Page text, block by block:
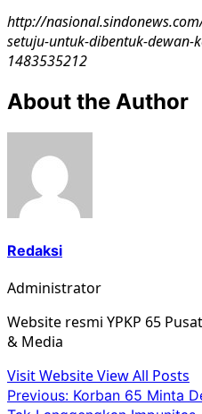
http://
setuju-untuk-dibentuk-dewan-
1483535212
About the Author
Redaksi
Administrator
Website resmi YPKP 65
& Media
Visit WebsiteView All Posts
Post
Previous: Korban 65 Minta